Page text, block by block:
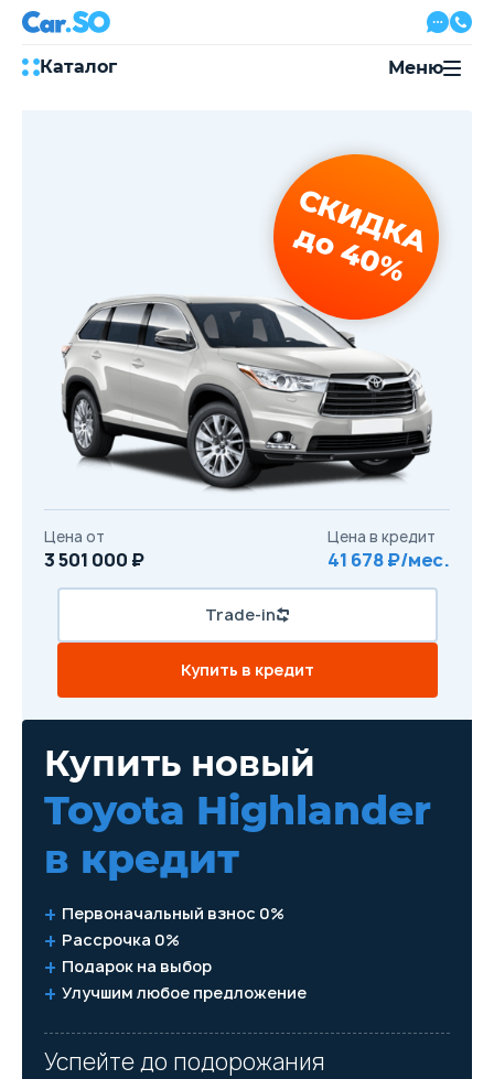
Каталог
8 800 500-03-23
с 08:00 по 20:00, без выходных
Привольная улица, 2, к5
Перезвоните мне
Меню
Купить новый
Toyota Highlander
в кредит
Первоначальный взнос 0%
Рассрочка 0%
Подарок на выбор
Улучшим любое предложение
Успейте до подорожания
СКИДКА
до 40%
Цена от
3 501 000 ₽
Цена в кредит
41 678 ₽/мес.
Trade-in
Купить в кредит